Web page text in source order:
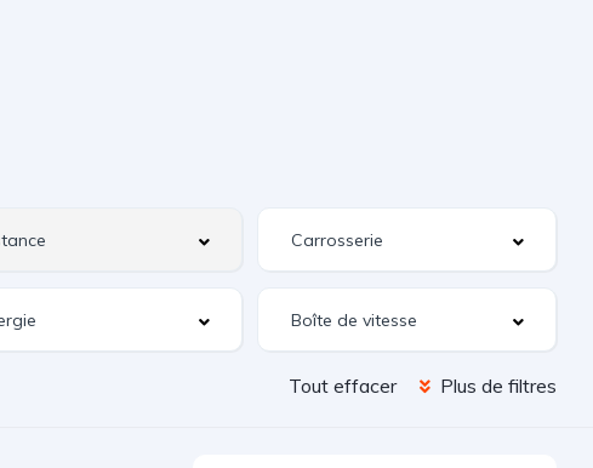
Tout effacer Plus de filtres